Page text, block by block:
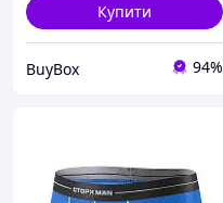
Купити
BuyBox 94%